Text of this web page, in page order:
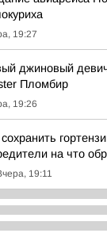
19:27
джиновый
Пломбир
19:26
сохранить
на что
19:11